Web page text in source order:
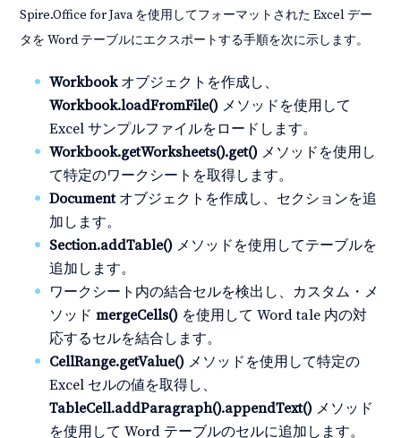
Spire.Office for Java を使用してフォーマットされた Excel デー
タを Word テーブルにエクスポートする手順を次に示します。
Workbookオブジェクトを作成し、
Workbook.loadFromFile() メソッドを使用して
Excel サンプルファイルをロードします。
Workbook.getWorksheets().get() メソッドを使用し
て特定のワークシートを取得します。
Documentオブジェクトを作成し、セクションを追
加します。
Section.addTable() メソッドを使用してテーブルを
追加します。
ワークシート内の結合セルを検出し、カスタム・メ
ソッドmergeCells() を使用して Word tale 内の対
応するセルを結合します。
CellRange.getValue() メソッドを使用して特定の
Excel セルの値を取得し、
TableCell.addParagraph().appendText() メソッド
を使用して Word テーブルのセルに追加します。